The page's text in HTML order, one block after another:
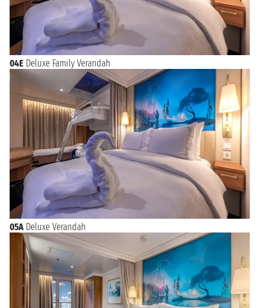
04E Deluxe Family Verandah
05A Deluxe Verandah